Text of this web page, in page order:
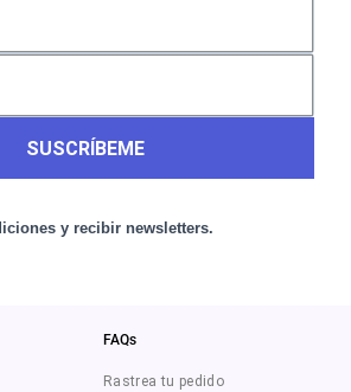
SUSCRÍBEME
y recibir newsletters.
FAQs
Rastrea tu pedido